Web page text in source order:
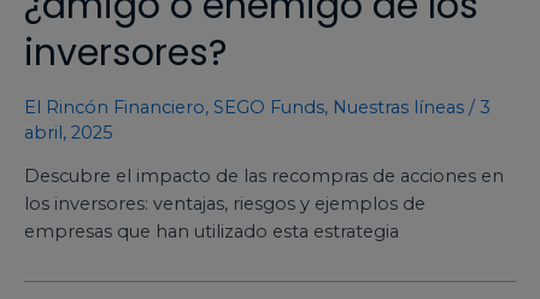
inversores?
El Rincón Financiero, SEGO Funds, Nuestras líneas /3
abril, 2025
Descubre el impacto de las recompras de acciones en
los inversores: ventajas, riesgos y ejemplos de
empresas que han utilizado esta estrategia